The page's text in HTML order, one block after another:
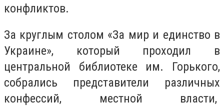
конфликтов.
За круглым столом «За мир и единство в
Украине», который проходил в
центральной библиотеке им. Горького,
собрались представители различных
конфессий, местной власти,